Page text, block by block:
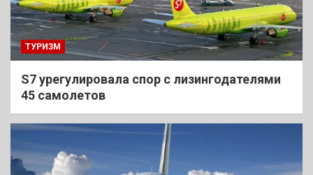
ТУРИЗМ
S7 урегулировала спор с лизингодателями
45 самолетов